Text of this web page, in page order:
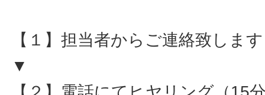
【１】担当者からご連絡致します
▼